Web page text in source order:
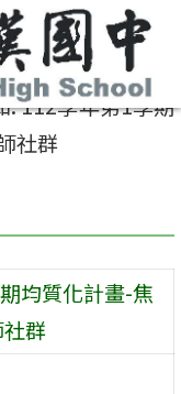
: 112學年第1學期
社群
均質化計畫-焦
群